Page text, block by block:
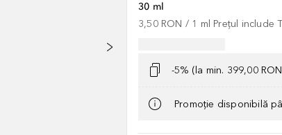
30 ml
3,50 RON / 1 ml Prețul include
-5% (la min. 399,00
Promoție disponibilă